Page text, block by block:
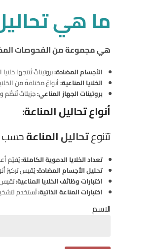
ما هي
هي مجموعة من الفحوصات
الأجسام المضادة:بروتيناتٌ تُنتجها
الخلايا المناعية:أنواعٌ مختلفةٌ من
بروتينات الجهاز المناعي:جزيئاتٌ تُنظّم
أنواع تحاليل المناعة:
تتنوعتحاليلالمناعةحسب
تعداد الخلايا الدموية الكاملة:يُقيّم
تحليل الأجسام المضادة:يُقيس تركيز
اختبارات وظائف الخلايا المناعية:تقيس
اختبارات المناعة الذاتية:تُستخدم
الاسم